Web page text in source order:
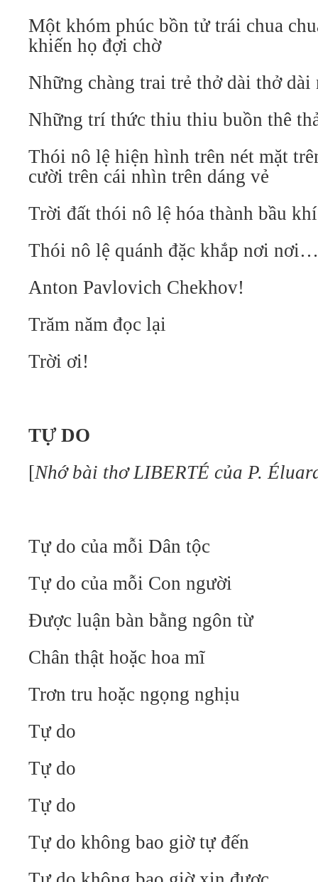
Một khóm phúc bồn tử trái chua
khiến họ đợi chờ
Những chàng trai trẻ thở dài thở dài
Những trí thức thiu thiu buồn thê
Thói nô lệ hiện hình trên nét mặt
cười trên cái nhìn trên dáng vẻ
Trời đất thói nô lệ hóa thành bầu
Thói nô lệ quánh đặc khắp nơi nơi…
Anton Pavlovich Chekhov!
Trăm năm đọc lại
Trời ơi!
TỰ DO
[Nhớ bài thơ LIBERTÉ của P.
Tự do của mỗi Dân tộc
Tự do của mỗi Con người
Được luận bàn bằng ngôn từ
Chân thật hoặc hoa mĩ
Trơn tru hoặc ngọng nghịu
Tự do
Tự do
Tự do
Tự do không bao giờ tự đến